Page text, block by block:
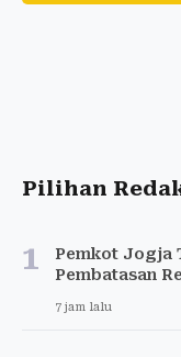
Pilihan
1
Pemkot Jogja
Pembatasan
7 jam lalu